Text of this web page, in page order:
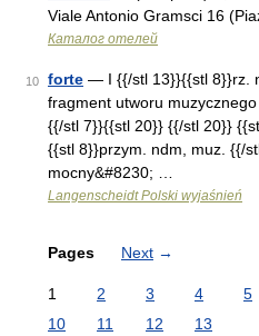
Viale Antonio Gramsci 16
Каталог отелей
10 forte — I {{/stl 13}}{{stl 8}}rz.
fragment utworu
{{/stl 7}}{{stl 20}} {{/stl 20}}
{{stl 8}}przym. ndm, muz. {{/
mocny&#8230; …
Langenscheidt Polski wyjaśnień
Pages Next →
1 2 3 4 5
10
11 12 13